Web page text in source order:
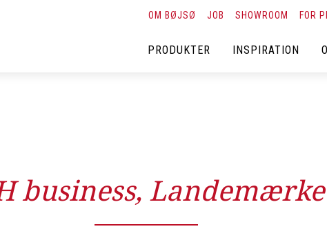
PRODUKTER INSPIRATION
OM BØJSØ JOB SHOWROOM FOR
business,